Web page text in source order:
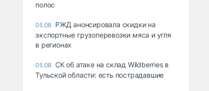
полос
05.08 РЖД анонсировала скидки на
экспортные грузоперевозки мяса и угля
в регионах
05.08 СК об атаке на склад Wildberries в
Тульской области: есть пострадавшие